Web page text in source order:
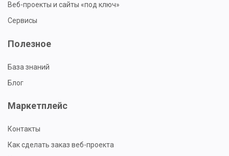
Веб-проекты и сайты «под ключ»
Сервисы
Полезное
База знаний
Блог
Маркетплейс
Контакты
Как сделать заказ веб-проекта